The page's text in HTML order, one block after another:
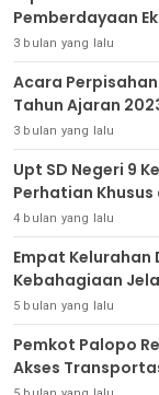
Pemberdayaan
3 bulan yang lalu
Acara Perpisahan
Tahun Ajaran
3 bulan yang lalu
Upt SD Negeri 9
Perhatian
4 bulan yang lalu
Empat Kelurahan
Kebahagiaan
5 bulan yang lalu
Pemkot Palopo
Akses